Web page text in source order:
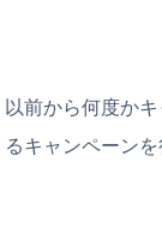
以前から何度か
るキャンペーンを